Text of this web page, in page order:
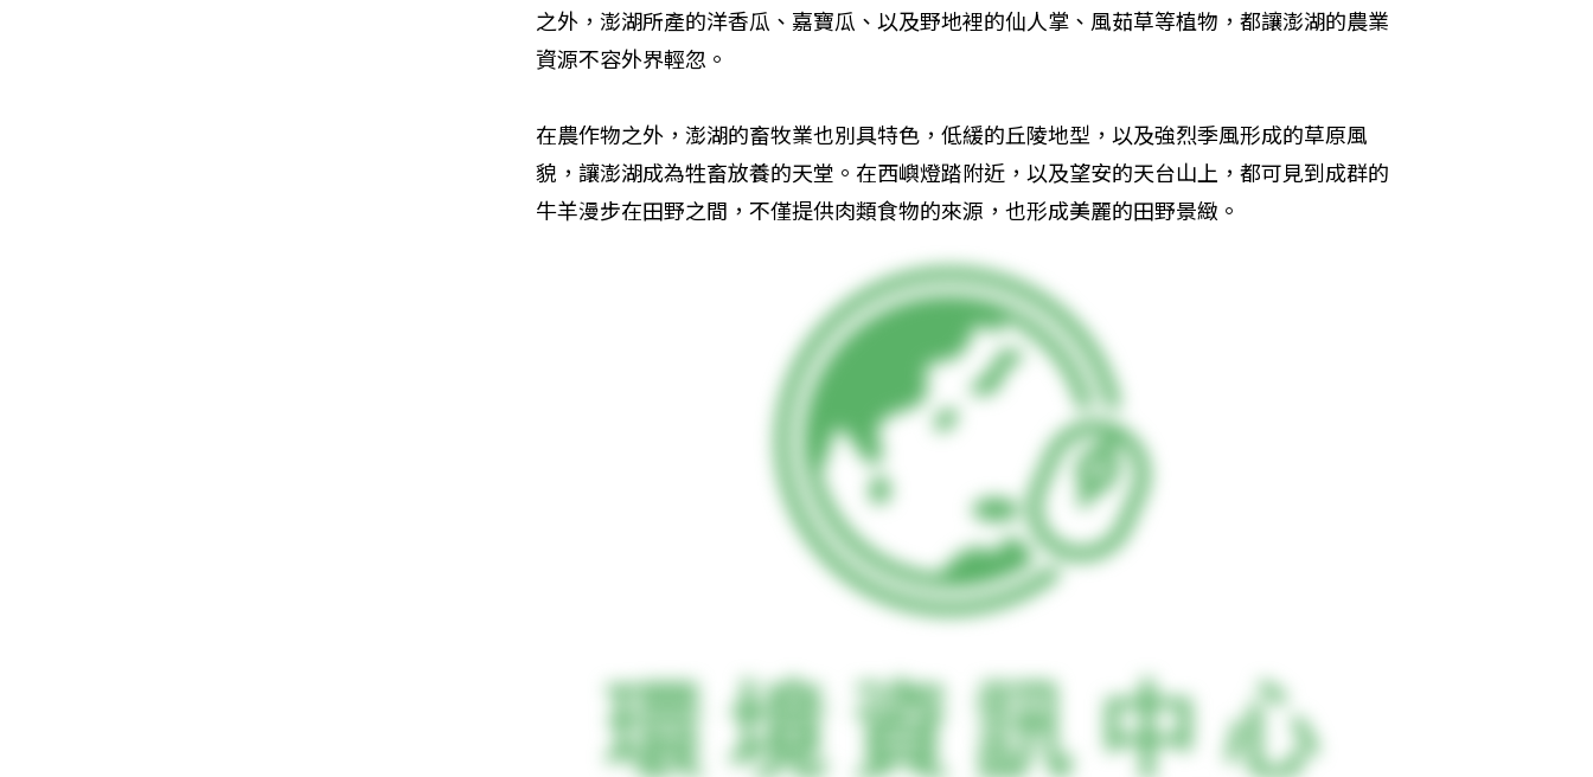
之外，澎湖所產的洋香瓜、嘉寶瓜、以及野地裡的仙人掌、風茹草等植物，都讓澎湖的農業
資源不容外界輕忽。
在農作物之外，澎湖的畜牧業也別具特色，低緩的丘陵地型，以及強烈季風形成的草原風
貌，讓澎湖成為牲畜放養的天堂。在西嶼燈踏附近，以及望安的天台山上，都可見到成群的
牛羊漫步在田野之間，不僅提供肉類食物的來源，也形成美麗的田野景緻。